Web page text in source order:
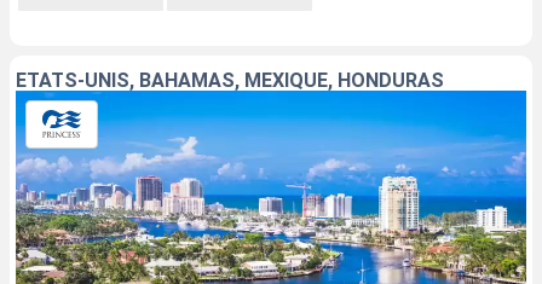
ÉTATS-UNIS, BAHAMAS, MEXIQUE, HONDURAS